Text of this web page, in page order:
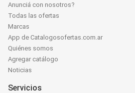
Anunciá con nosotros?
Todas las ofertas
Marcas
App de Catalogosofertas.com.ar
Quiénes somos
Agregar catálogo
Noticias
Servicios